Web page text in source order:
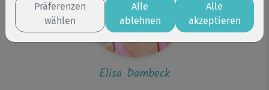
Elisa Dambeck
Präferenzen
wählen
Alle
ablehnen
Alle
akzeptieren